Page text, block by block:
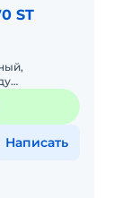
ST
Написать